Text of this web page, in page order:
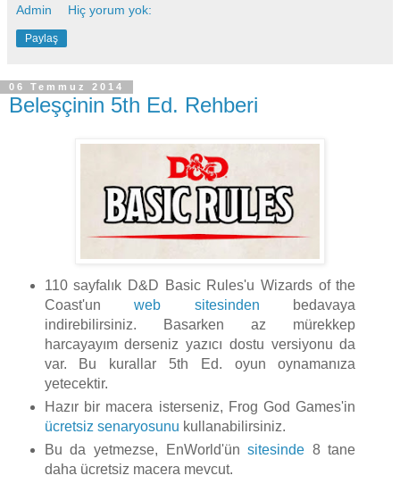
Admin Hiç yorum yok:
Paylaş
06 Temmuz 2014
Beleşçinin 5th Ed. Rehberi
110 sayfalık D&D Basic Rules'u Wizards of the
Coast'unweb sitesinden bedavaya
indirebilirsiniz. Basarken az mürekkep
harcayayım derseniz yazıcı dostu versiyonu da
var. Bu kurallar 5th Ed. oyun oynamanıza
yetecektir.
Hazır bir macera isterseniz, Frog God Games'in
ücretsiz senaryosunu kullanabilirsiniz.
Bu da yetmezse, EnWorld'ünsitesinde 8 tane
daha ücretsiz macera mevcut.